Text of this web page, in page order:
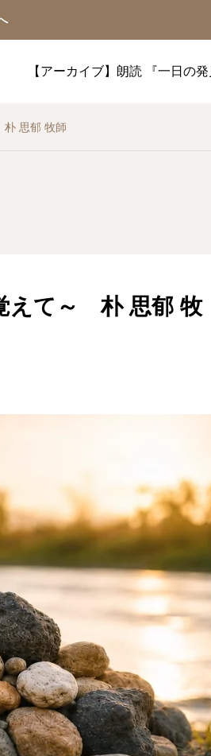
【アーカイブ】朗読 『一日の発
思郁 牧師
えて～ 朴 思郁 牧